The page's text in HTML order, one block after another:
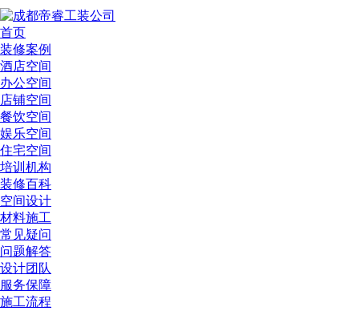
首页
装修案例
酒店空间
办公空间
店铺空间
餐饮空间
娱乐空间
住宅空间
培训机构
装修百科
空间设计
材料施工
常见疑问
问题解答
设计团队
服务保障
施工流程